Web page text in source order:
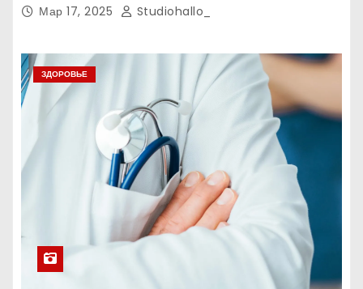
Мар 17, 2025 Studiohallo_
ЗДОРОВЬЕ